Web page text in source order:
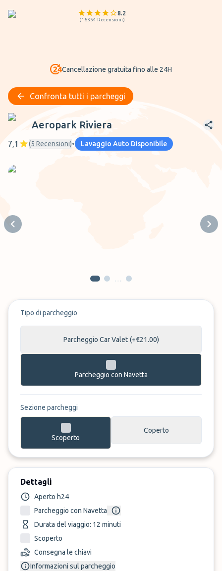
8.2
(16354 Recensioni)
Cancellazione gratuita fino alle 24H
Confronta tutti i parcheggi
Aeropark Riviera
Aeropark Riviera
7,1 (5 Recensioni)• Lavaggio Auto Disponibile
Previous slide
…
Tipo di parcheggio
Parcheggio Car Valet (+€21.00)
Parcheggio con Navetta
Sezione parcheggi
Scoperto
Coperto
Dettagli
Aperto h24
Parcheggio con Navetta
Durata del viaggio: 12 minuti
Scoperto
Consegna le chiavi
Informazioni sul parcheggio